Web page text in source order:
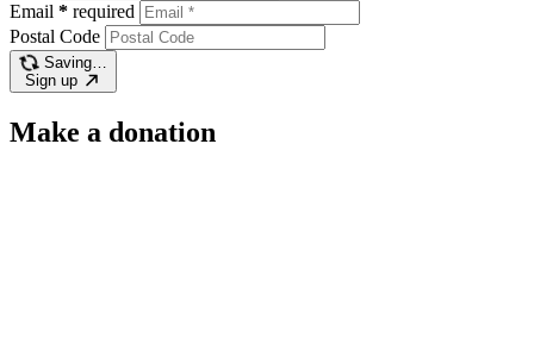
Email * required
Postal Code
Saving…
Sign up
Make a donation